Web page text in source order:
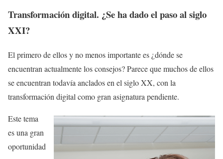
Transformación digital. ¿Se ha dado el paso al siglo
XXI?
El primero de ellos y no menos importante es ¿dónde se
encuentran actualmente los consejos? Parece que muchos de ellos
se encuentran todavía anclados en el siglo XX, con la
transformación digital como gran asignatura pendiente.
Este tema
es una gran
oportunidad